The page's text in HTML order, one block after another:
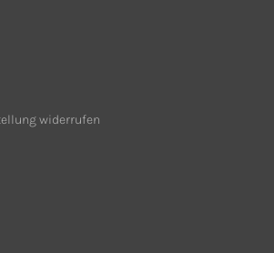
widerrufen